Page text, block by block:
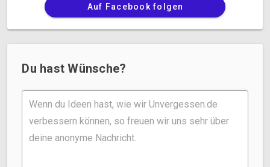
Auf Facebook folgen
Du hast Wünsche?